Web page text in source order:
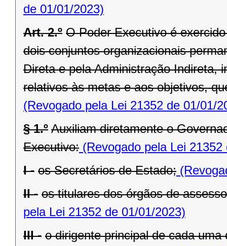
de 01/01/2023)
Art. 2.º O Poder Executivo é
dois conjuntos organizacionais
Direta e pela Administração Indireta,
relativos às metas e aos objetivos,
(Revogado pela Lei 21352 de 01/01/
§ 1.º Auxiliam diretamente o
Executivo: (Revogado pela Lei
I - os Secretários de Estado;
II - os titulares dos órgãos de
pela Lei 21352 de 01/01/2023)
III - o dirigente principal de cada